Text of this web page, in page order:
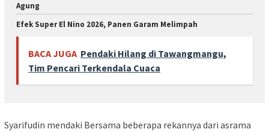
Agung
Efek Super El Nino 2026, Panen Garam Melimpah
BACA JUGA Pendaki Hilang di Tawangmangu,
Tim Pencari Terkendala Cuaca
Syarifudin mendaki Bersama beberapa rekannya dari asrama